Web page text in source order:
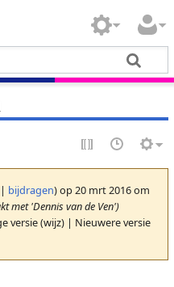
| bijdragen)op 20 mrt 2016 om
met 'Dennis van de Ven')
versie (wijz) | Nieuwere versie